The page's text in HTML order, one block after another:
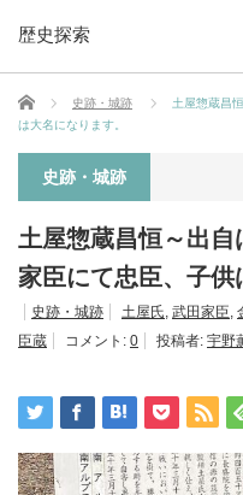
歴史探索
ホーム 史跡・城跡
土屋惣蔵昌
は大名になります。
史跡・城跡
土屋惣蔵昌恒～出
家臣にて忠臣、子供
史跡・城跡 土屋氏, 武田家臣,
臣蔵
コメント: 0 投稿者: 宇野